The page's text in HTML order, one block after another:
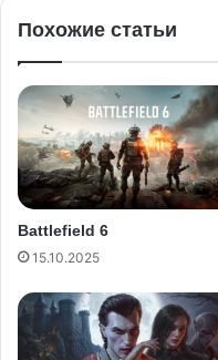
Похожие статьи
Battlefield 6
15.10.2025